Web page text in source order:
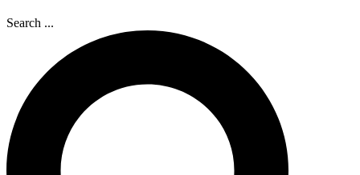
Search ...